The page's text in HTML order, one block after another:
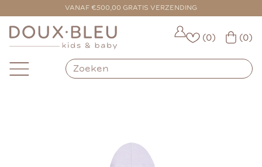
VANAF €500,00 GRATIS VERZENDING
VOOR 16:00 BESTELD = VANDAAG VERZONDEN
(0) (0)